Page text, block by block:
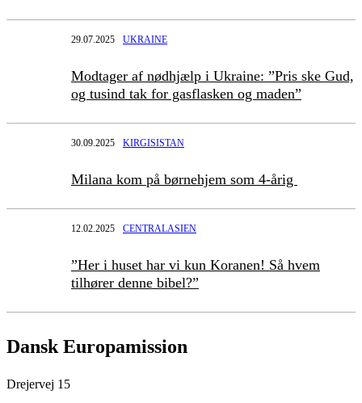
29.07.2025 UKRAINE
Modtager af nødhjælp i Ukraine: ”Pris ske Gud,
og tusind tak for gasflasken og maden”
30.09.2025 KIRGISISTAN
Milana kom på børnehjem som 4-årig
12.02.2025 CENTRALASIEN
”Her i huset har vi kun Koranen! Så hvem
tilhører denne bibel?”
Dansk Europamission
Drejervej 15